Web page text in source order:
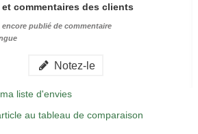
commentaires des clients
encore publié de commentaire
Notez-le
liste d'envies
au tableau de comparaison